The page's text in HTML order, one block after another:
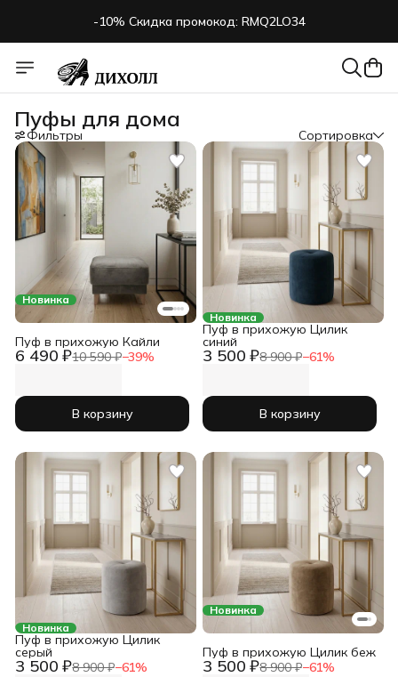
-10% Скидка промокод: RMQ2LO34
Остались вопросы:
Пуфы для дома
Фильтры Сортировка
Новинка
6 490 ₽10 590 ₽−39%
Пуф в прихожую Кайли
В корзину
Новинка
3 500 ₽8 900 ₽−61%
Пуф в прихожую Цилик
синий
В корзину
Новинка
3 500 ₽8 900 ₽−61%
Пуф в прихожую Цилик
серый
Новинка
3 500 ₽8 900 ₽−61%
Пуф в прихожую Цилик беж